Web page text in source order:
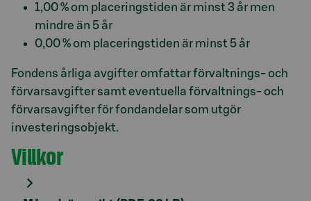
1,00 % om placeringstiden är minst 3 år men
mindre än 5 år
0,00 % om placeringstiden är minst 5 år
Fondens årliga avgifter omfattar förvaltnings- och
förvarsavgifter samt eventuella förvaltnings- och
förvarsavgifter för fondandelar som utgör
investeringsobjekt.
Villkor